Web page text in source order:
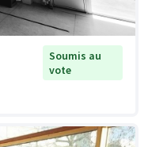
Soumis au
vote